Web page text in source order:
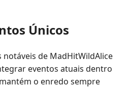
Únicos
notáveis de MadHitWildAlice
eventos atuais dentro
o enredo sempre